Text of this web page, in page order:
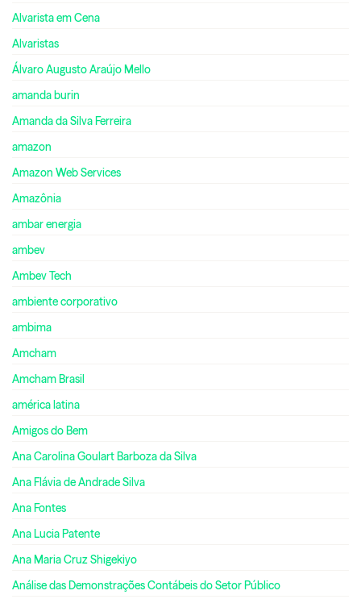
Alvarista em Cena
Alvaristas
Álvaro Augusto Araújo Mello
amanda burin
Amanda da Silva Ferreira
amazon
Amazon Web Services
Amazônia
ambar energia
ambev
Ambev Tech
ambiente corporativo
ambima
Amcham
Amcham Brasil
américa latina
Amigos do Bem
Ana Carolina Goulart Barboza da Silva
Ana Flávia de Andrade Silva
Ana Fontes
Ana Lucia Patente
Ana Maria Cruz Shigekiyo
Análise das Demonstrações Contábeis do Setor Público